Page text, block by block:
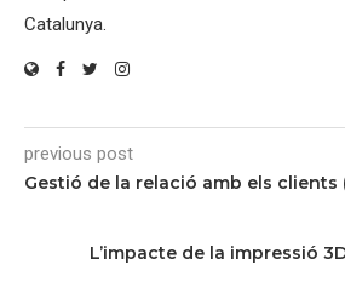
Catalunya.
previous post
Gestió de la relació amb els clients
L’impacte de la impressió